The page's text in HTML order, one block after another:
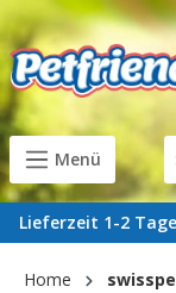
content
Menü
Lieferzeit 1-2
Home